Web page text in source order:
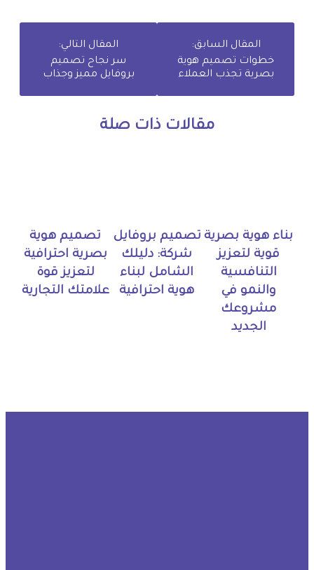
المقال السابق:
خطوات تصميم هوية
بصرية تجذب العملاء
المقال التالي:
سر نجاح تصميم
بروفايل مميز وجذاب
مقالات ذات صلة
بناء هوية بصرية
قوية لتعزيز
التنافسية
والنمو في
مشروعك
الجديد
تصميم بروفايل
شركة: دليلك
الشامل لبناء
هوية احترافية
تصميم هوية
بصرية احترافية
لتعزيز قوة
علامتك التجارية